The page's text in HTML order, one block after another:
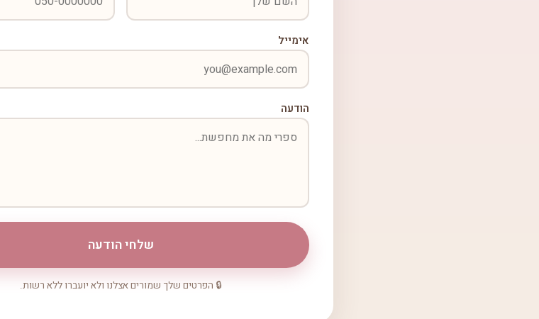
אימייל
הודעה
שלחי הודעה
🔒 הפרטים שלך שמורים אצלנו ולא יועברו ללא רשות.